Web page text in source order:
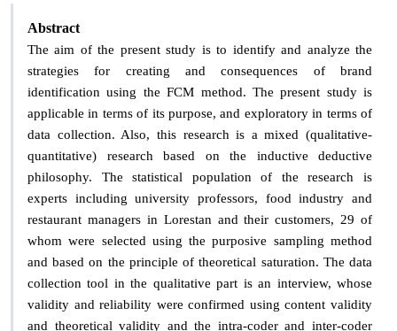
Abstract
The aim of the present study is to identify and analyze the
strategies for creating and consequences of brand
identification using the FCM method. The present study is
applicable in terms of its purpose, and exploratory in terms of
data collection. Also, this research is a mixed (qualitative-
quantitative) research based on the inductive deductive
philosophy. The statistical population of the research is
experts including university professors, food industry and
restaurant managers in Lorestan and their customers, 29 of
whom were selected using the purposive sampling method
and based on the principle of theoretical saturation. The data
collection tool in the qualitative part is an interview, whose
validity and reliability were confirmed using content validity
and theoretical validity and the intra-coder and inter-coder